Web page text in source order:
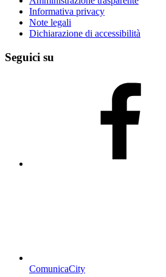
Informativa privacy
Note legali
Dichiarazione di accessibilità
Seguici su
ComunicaCity